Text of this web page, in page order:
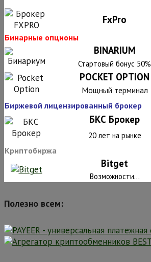
FxPro
Бинарные опционы
BINARIUM
Стартовый бонус 50%
POCKET OPTION
Мощный терминал
Биржевой лицензированный брокер
БКС Брокер
20 лет на рынке
Криптобиржа
Bitget
Возможности...
Полезно всем: